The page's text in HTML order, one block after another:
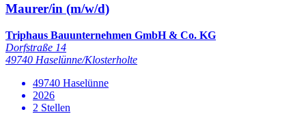
Maurer/in (m/w/d)
Triphaus Bauunternehmen GmbH & Co. KG
Dorfstraße 14
49740 Haselünne/Klosterholte
49740 Haselünne
2026
2 Stellen